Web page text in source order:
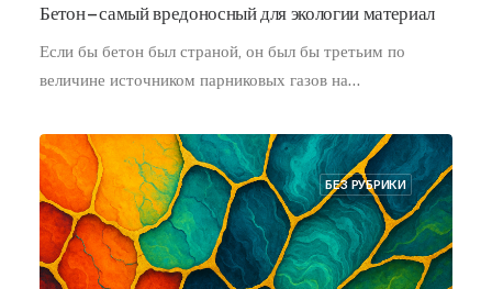
Бетон – самый вредоносный для экологии материал
Если бы бетон был страной, он был бы третьим по
величине источником парниковых газов на…
БЕЗ РУБРИКИ